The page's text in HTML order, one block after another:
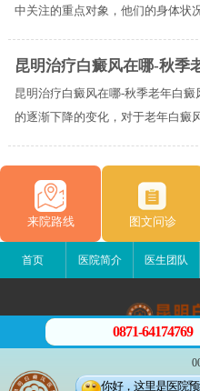
中关注的重点对象，他们的身体状况
昆明治疗白癜风在哪-秋季
昆明治疗白癜风在哪-秋季老年白
的逐渐下降的变化，对于老年白癜风
来院路线 图文问诊
首页 医院简介 医生团队
昆明白
昆明市五
版权所有：
0871-64174769
你好，这里是医院